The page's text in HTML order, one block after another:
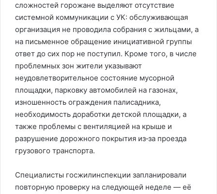
сложностей горожане выделяют отсутствие
системной коммуникации с УК: обслуживающая
организация не проводила собрания с жильцами, а
на письменное обращение инициативной группы
ответ до сих пор не поступил. Кроме того, в числе
проблемных зон жители указывают
неудовлетворительное состояние мусорной
площадки, парковку автомобилей на газонах,
изношенность ограждения палисадника,
необходимость доработки детской площадки, а
также проблемы с вентиляцией на крыше и
разрушение дорожного покрытия из‑за проезда
грузового транспорта.
Специалисты госжилинспекции запланировали
повторную проверку на следующей неделе — её